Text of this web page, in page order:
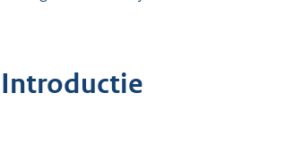
Introductie